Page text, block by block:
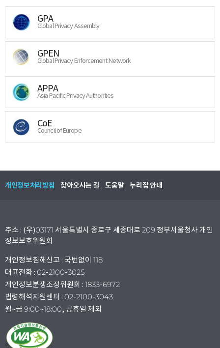
GPA
Global Privacy Assembly
GPEN
Global Privacy Enforcement Network
APPA
Asia Pacific Privacy Authorities
CoE
Council of Europe
개인정보처리방침 찾아오시는 길 도움말 누리집 안내
주소 : (우)03171 서울특별시 종로구 세종대로 209 정부서울청사 개인
정보보호위원회
개인정보침해신고 : 국번없이 118
대표전화 : 02-2100-3025
개인정보분쟁조정위원회 : 1833-6972
법령해석지원센터 : 02-2100-3043
월~금 9:00~18:00, 공휴일 제외